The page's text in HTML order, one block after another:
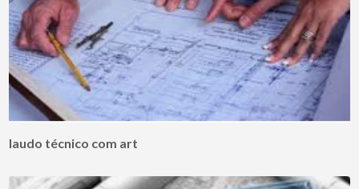
laudo técnico com art